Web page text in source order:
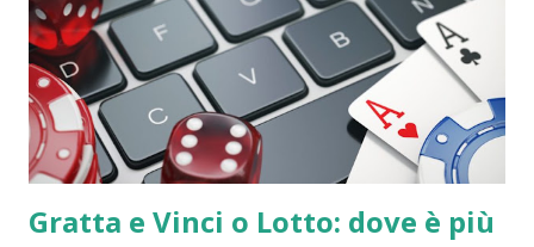
emergenti, l'impennata dei costi energetici ha creato buchi
di bilancio insostenibili. Sussidi Energetici: Le risorse
precedentemente destinate a sanità e istruzione sono state
dirottate per calmierare le bollette ed evitare rivolte
popo...
Gratta e Vinci o Lotto: dove è più